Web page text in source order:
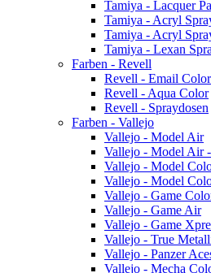
Tamiya - Lacquer
Tamiya - Acryl
Tamiya - Acryl
Tamiya - Lexan
Farben - Revell
Revell - Email Color
Revell - Aqua Color
Revell - Spraydosen
Farben - Vallejo
Vallejo - Model Air
Vallejo - Model Air -
Vallejo - Model
Vallejo - Model
Vallejo - Game
Vallejo - Game Air
Vallejo - Game
Vallejo - True
Vallejo - Panzer
Vallejo - Mecha